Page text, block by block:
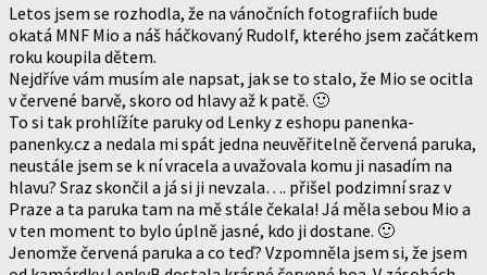
Letos jsem se rozhodla, že na vánočních fotografiích bude
okatá MNF Mio a náš háčkovaný Rudolf, kterého jsem začátkem
roku koupila dětem.
Nejdříve vám musím ale napsat, jak se to stalo, že Mio se ocitla
v červené barvě, skoro od hlavy až k patě. 🙂
To si tak prohlížíte paruky od Lenky z eshopu panenka-
panenky.cz a nedala mi spát jedna neuvěřitelně červená paruka,
neustále jsem se k ní vracela a uvažovala komu ji nasadím na
hlavu? Sraz skončil a já si ji nevzala…. přišel podzimní sraz v
Praze a ta paruka tam na mě stále čekala! Já měla sebou Mio a
v ten moment to bylo úplně jasné, kdo ji dostane. 🙂
Jenomže červená paruka a co teď? Vzpomněla jsem si, že jsem